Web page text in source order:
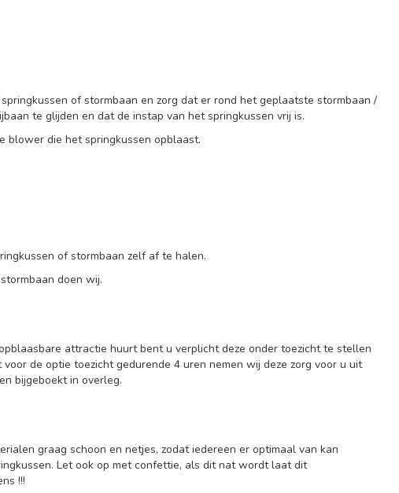
of stormbaan en zorg dat er rond het geplaatste stormbaan /
te glijden en dat de instap van het springkussen vrij is.
blower die het springkussen opblaast.
of stormbaan zelf af te halen.
doen wij.
attractie huurt bent u verplicht deze onder toezicht te stellen
de optie toezicht gedurende 4 uren nemen wij deze zorg voor u uit
bijgeboekt in overleg.
graag schoon en netjes, zodat iedereen er optimaal van kan
Let ook op met confettie, als dit nat wordt laat dit
!!!